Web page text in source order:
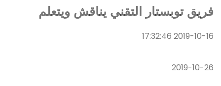
فريق توبستار التقني يناقش ويتعلم
2019-10-16 17:32:46
2019-10-26